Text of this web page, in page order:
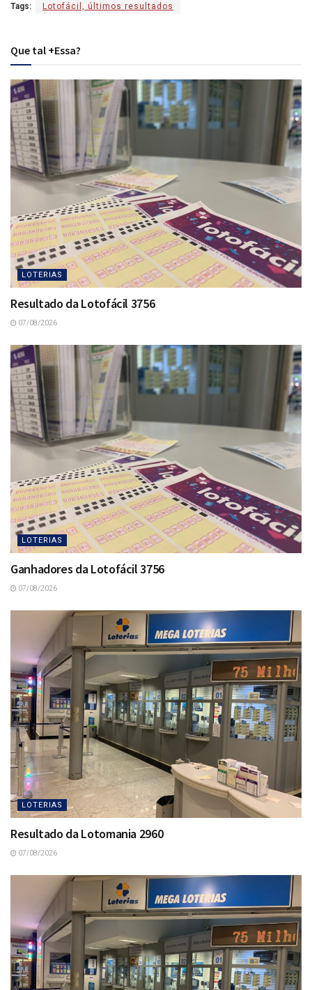
Tags: Lotofácil, últimos resultados
Que tal +Essa?
LOTERIAS
Resultado da Lotofácil 3756
07/08/2026
LOTERIAS
Ganhadores da Lotofácil 3756
07/08/2026
LOTERIAS
Resultado da Lotomania 2960
07/08/2026